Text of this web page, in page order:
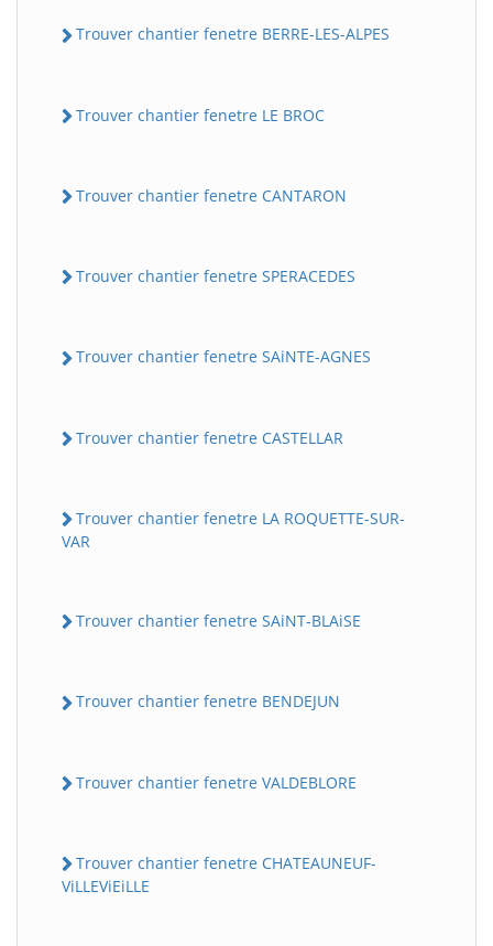
Trouver chantier fenetre BERRE-LES-ALPES
Trouver chantier fenetre LE BROC
Trouver chantier fenetre CANTARON
Trouver chantier fenetre SPERACEDES
Trouver chantier fenetre SAiNTE-AGNES
Trouver chantier fenetre CASTELLAR
Trouver chantier fenetre LA ROQUETTE-SUR-
VAR
Trouver chantier fenetre SAiNT-BLAiSE
Trouver chantier fenetre BENDEJUN
Trouver chantier fenetre VALDEBLORE
Trouver chantier fenetre CHATEAUNEUF-
ViLLEViEiLLE